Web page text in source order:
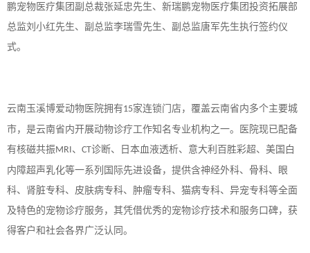
鹏宠物医疗集团副总裁张延忠先生、新瑞鹏宠物医疗集团投资拓展部
总监刘小红先生、副总监李瑞雪先生、副总监唐军先生执行签约仪
式。
云南玉溪博爱动物医院拥有15家连锁门店，覆盖云南省内多个主要城
市，是云南省内开展动物诊疗工作知名专业机构之一。医院现已配备
有核磁共振MRI、 CT诊断、日本血液透析、意大利百胜彩超、美国白
内障超声乳化等一系列国际先进设备，提供含神经外科、骨科、眼
科、肾脏专科、皮肤病专科、肿瘤专科、猫病专科、异宠专科等全面
及特色的宠物诊疗服务，其凭借优秀的宠物诊疗技术和服务口碑，获
得客户和社会各界广泛认同。